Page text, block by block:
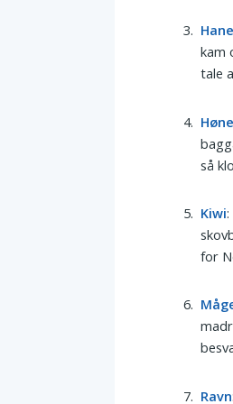
kam
tale
så
Kiwi
for
Ravn